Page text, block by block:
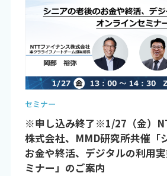
セミナー
※申し込み終了※1/27（金）
株式会社、MMD研究所共催「
お金や終活、デジタルの利用
ミナー」のご案内